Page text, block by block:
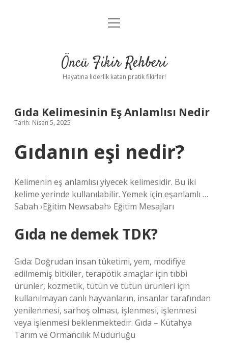
Anasayfa
Yasal Uyarı
menüyü
Öncü Fikir Rehberi
Hayatına liderlik katan pratik fikirler!
Gıda Kelimesinin Eş Anlamlısı Nedir
Tarih: Nisan 5, 2025
Gıdanın eşi nedir?
Kelimenin eş anlamlısı yiyecek kelimesidir. Bu iki
kelime yerinde kullanılabilir. Yemek için eşanlamlı …
Sabah ›Eğitim Newsabah› Eğitim Mesajları
Gıda ne demek TDK?
Gıda: Doğrudan insan tüketimi, yem, modifiye
edilmemiş bitkiler, terapötik amaçlar için tıbbi
ürünler, kozmetik, tütün ve tütün ürünleri için
kullanılmayan canlı hayvanların, insanlar tarafından
yenilenmesi, sarhoş olması, işlenmesi, işlenmesi
veya işlenmesi beklenmektedir. Gıda – Kütahya
Tarım ve Ormancılık Müdürlüğü